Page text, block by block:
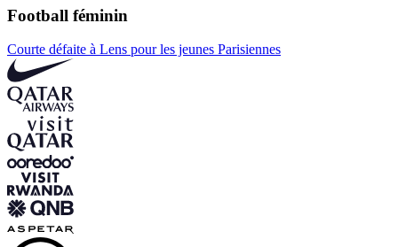
Football féminin
Courte défaite à Lens pour les jeunes Parisiennes